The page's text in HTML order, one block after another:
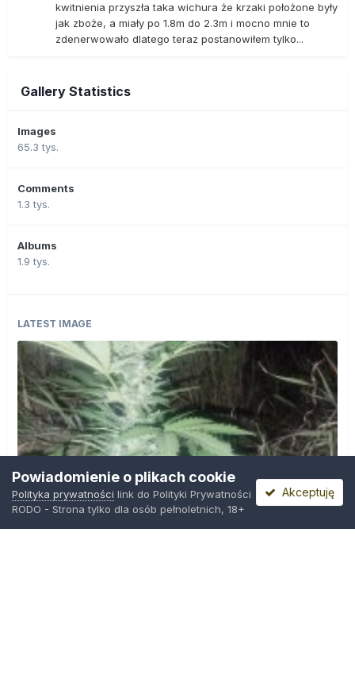
kwitnienia przyszła taka wichura że krzaki położone były
jak zboże, a miały po 1.8m do 2.3m i mocno mnie to
zdenerwowało dlatego teraz postanowiłem tylko...
Gallery Statistics
Images
65.3 tys.
Comments
1.3 tys.
Albums
1.9 tys.
LATEST IMAGE
Powiadomienie o plikach cookie
Polityka prywatności link do Polityki Prywatności
RODO - Strona tylko dla osób pełnoletnich, 18+
Akceptuję